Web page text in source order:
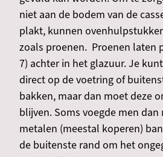
niet aan de bodem van de
plakt, kunnen
zoals proenen. Proenen laten
7) achter in het glazuur. Je
direct op de voetring of
bakken, maar dan moet deze
blijven. Soms voegde men
metalen (meestal koperen)
de buitenste rand om het